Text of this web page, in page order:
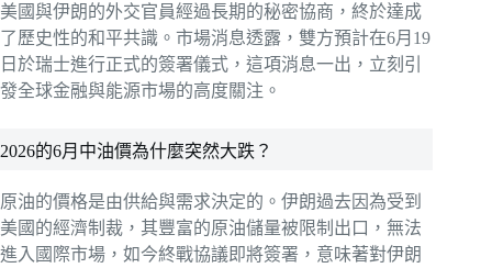
美國與伊朗的外交官員經過長期的秘密協商，終於達成
了歷史性的和平共識。市場消息透露，雙方預計在6月19
日於瑞士進行正式的簽署儀式，這項消息一出，立刻引
發全球金融與能源市場的高度關注。
2026的6月中油價為什麼突然大跌？
原油的價格是由供給與需求決定的。伊朗過去因為受到
美國的經濟制裁，其豐富的原油儲量被限制出口，無法
進入國際市場，如今終戰協議即將簽署，意味著對伊朗